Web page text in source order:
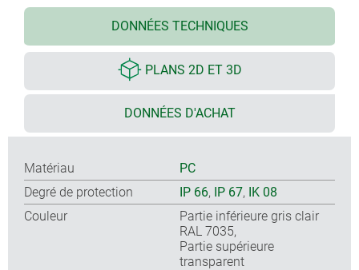
DONNÉES TECHNIQUES
PLANS 2D ET 3D
DONNÉES D'ACHAT
Matériau
PC
Degré de protection
IP 66, IP 67, IK 08
Couleur
Partie inférieure gris clair
RAL 7035,
Partie supérieure
transparent